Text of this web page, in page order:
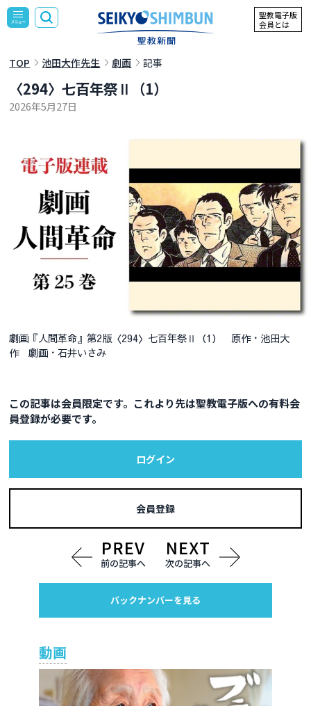
聖教電子版
会員とは
TOP 池田大作先生 劇画 記事
〈294〉七百年祭Ⅱ（1）
2026年5月27日
劇画『人間革命』第2版〈294〉七百年祭Ⅱ（1） 原作・池田大
作 劇画・石井いさみ
この記事は会員限定です。これより先は聖教電子版への有料会
員登録が必要です。
ログイン
会員登録
前の記事へ 次の記事へ
バックナンバーを見る
動画